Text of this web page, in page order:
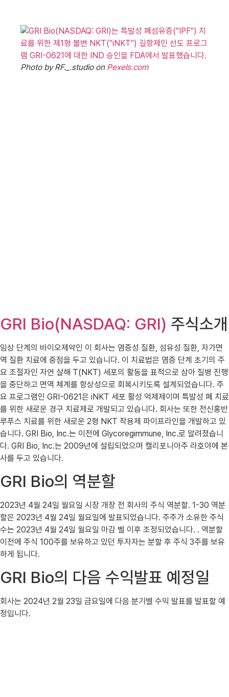
Photo by RF._.studio on Pexels.com
GRI Bio(NASDAQ: GRI) 주식소개
임상 단계의 바이오제약인 이 회사는 염증성 질환, 섬유성 질환, 자가면
역 질환 치료에 중점을 두고 있습니다. 이 치료법은 염증 단계 초기의 주
요 조절자인 자연 살해 T(NKT) 세포의 활동을 표적으로 삼아 질병 진행
을 중단하고 면역 체계를 항상성으로 회복시키도록 설계되었습니다. 주
요 프로그램인 GRI-0621은 iNKT 세포 활성 억제제이며 특발성 폐 치료
를 위한 새로운 경구 치료제로 개발되고 있습니다. 회사는 또한 전신홍반
루푸스 치료를 위한 새로운 2형 NKT 작용제 파이프라인을 개발하고 있
습니다. GRI Bio, Inc.는 이전에 Glycoregimmune, Inc.로 알려졌습니
다. GRI Bio, Inc.는 2009년에 설립되었으며 캘리포니아주 라호야에 본
사를 두고 있습니다.
GRI Bio의 역분할
2023년 4월 24일 월요일 시장 개장 전 회사의 주식 역분할. 1-30 역분
할은 2023년 4월 24일 월요일에 발표되었습니다. 주주가 소유한 주식
수는 2023년 4월 24일 월요일 마감 벨 이후 조정되었습니다. . 역분할
이전에 주식 100주를 보유하고 있던 투자자는 분할 후 주식 3주를 보유
하게 됩니다.
GRI Bio의 다음 수익발표 예정일
회사는 2024년 2월 23일 금요일에 다음 분기별 수익 발표를 발표할 예
정입니다.